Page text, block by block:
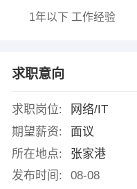
1年以下 工作经验
求职意向
求职岗位:
网络/IT
期望薪资:
面议
所在地点:
张家港
发布时间:
08-08